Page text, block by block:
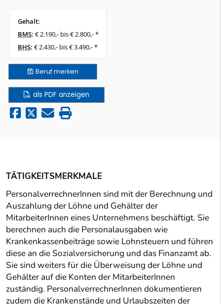
Gehalt:
BMS: € 2.190,- bis € 2.800,- *
BHS: € 2.430,- bis € 3.490,- *
Berufmerken
als PDF anzeigen
TÄTIGKEITSMERKMALE
PersonalverrechnerInnen sind mit der Berechnung und
Auszahlung der Löhne und Gehälter der
MitarbeiterInnen eines Unternehmens beschäftigt. Sie
berechnen auch die Personalausgaben wie
Krankenkassenbeiträge sowie Lohnsteuern und führen
diese an die Sozialversicherung und das Finanzamt ab.
Sie sind weiters für die Überweisung der Löhne und
Gehälter auf die Konten der MitarbeiterInnen
zuständig. PersonalverrechnerInnen dokumentieren
zudem die Krankenstände und Urlaubszeiten der